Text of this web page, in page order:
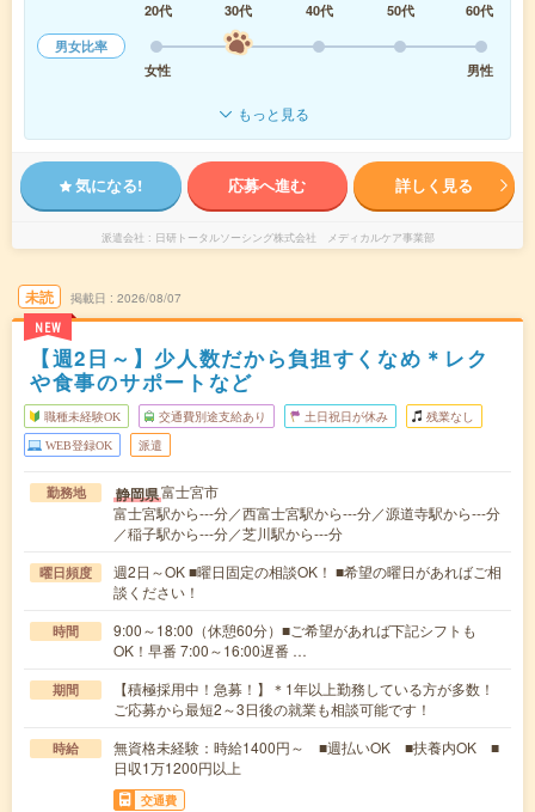
20代
30代 40代 50代
60代
男女比率
女性
男性
もっと見る
気になる! 応募へ進む 詳しく見る
派遣会社 日研トータルソーシング株式会社 メディカルケア事業部
未読
NEW
掲載日 2026/08/07
【週2日～】少人数だから負担すくなめ＊レク
や食事のサポートなど
職種未経験OK 交通費別途支給あり 土日祝日が休み 残業なし
WEB登録OK 派遣
勤務地 静岡県富士宮市
富士宮駅から---分／西富士宮駅から---分／源道寺駅から---分
／稲子駅から---分／芝川駅から---分
曜日頻度
週2日～OK ■曜日固定の相談OK！ ■希望の曜日があればご相
談ください！
時間
9:00～18:00（休憩60分）■ご希望があれば下記シフトも
OK！早番 7:00～16:00遅番 …
期間
【積極採用中！急募！】＊1年以上勤務している方が多数！
ご応募から最短2～3日後の就業も相談可能です！
時給
無資格未経験：時給1400円～ ■週払いOK ■扶養内OK ■
日収1万1200円以上
交通費